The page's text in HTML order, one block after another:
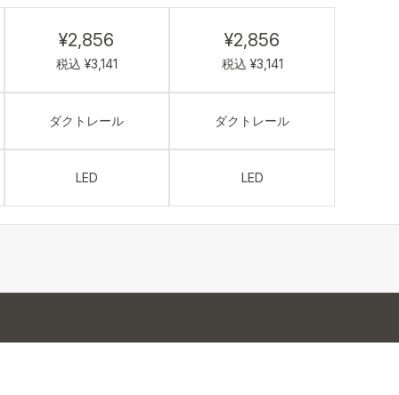
¥2,856
税込 ¥3,141
ダクトレール
LED
¥2,856
税込 ¥3,141
ダクトレール
LED